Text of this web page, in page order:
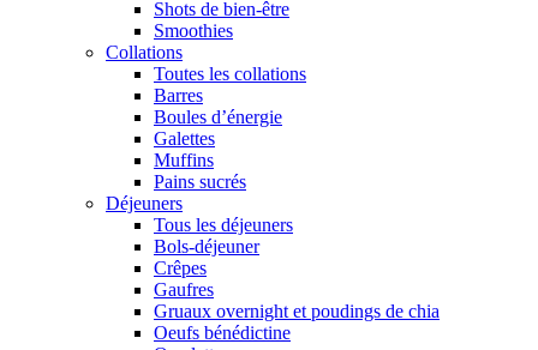
Shots de bien-être
Smoothies
Collations
Toutes les collations
Barres
Boules d’énergie
Galettes
Muffins
Pains sucrés
Déjeuners
Tous les déjeuners
Bols-déjeuner
Crêpes
Gaufres
Gruaux overnight et poudings de chia
Oeufs bénédictine